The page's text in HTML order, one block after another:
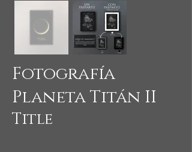
Fotografía
Planeta Titán II
Title